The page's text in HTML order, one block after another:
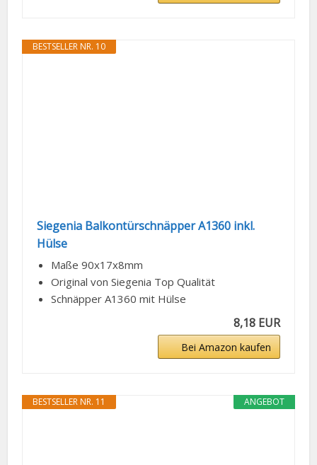
BESTSELLER NR. 10
Siegenia Balkontürschnäpper A1360 inkl.
Hülse
Maße 90x17x8mm
Original von Siegenia Top Qualität
Schnäpper A1360 mit Hülse
8,18 EUR
Bei Amazon kaufen
ANGEBOT
BESTSELLER NR. 11